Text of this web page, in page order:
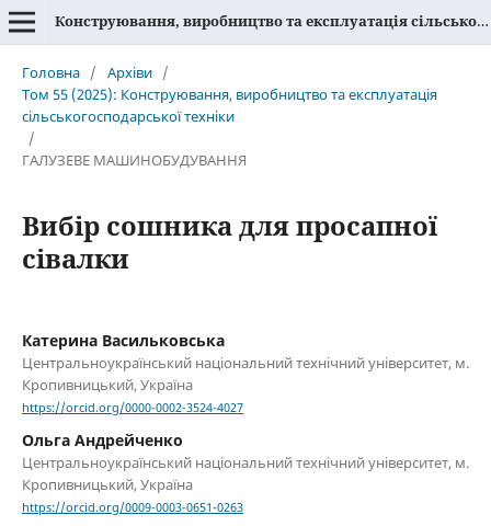
Конструювання, виробництво та експлуатація сільськогосподарських машин
Головна / Архіви /
Том 55 (2025): Конструювання, виробництво та експлуатація
сільськогосподарської техніки
/
ГАЛУЗЕВЕ МАШИНОБУДУВАННЯ
Вибір сошника для просапної
сівалки
Катерина Васильковська
Центральноукраїнський національний технічний університет, м.
Кропивницький, Україна
https://orcid.org/0000-0002-3524-4027
Ольга Андрейченко
Центральноукраїнський національний технічний університет, м.
Кропивницький, Україна
https://orcid.org/0009-0003-0651-0263